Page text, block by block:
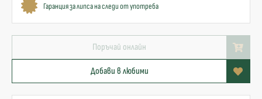
Гаранция за липса на следи от употреба
Поръчай онлайн
Добави в любими